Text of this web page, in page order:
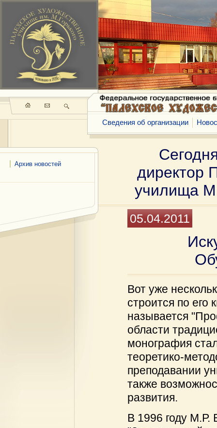
Архив новостей
Сведения об организации
директор
училища
05.04.2011
Вот уже
строится по его
называется
области
монография
теоретико-
преподавании
также
развития.
В 1996 году М.Р.